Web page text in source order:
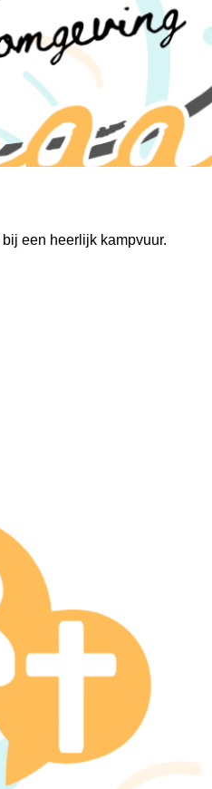
een heerlijk kampvuur.